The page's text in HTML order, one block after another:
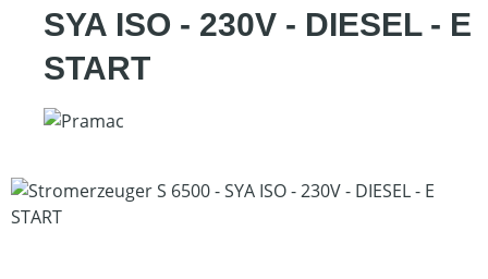
SYA ISO - 230V - DIESEL - E
START
Bildergalerie überspringen